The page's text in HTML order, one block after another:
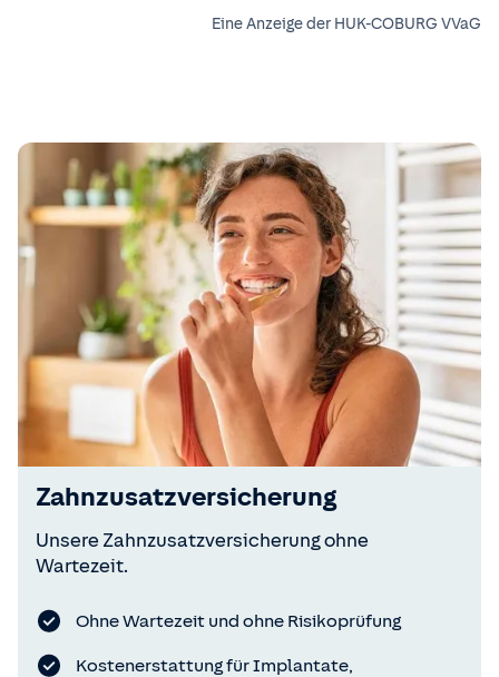
Eine Anzeige der HUK-COBURG VVaG
Zahnzusatzversicherung
Unsere Zahnzusatzversicherung ohne
Wartezeit.
Ohne Wartezeit und ohne Risikoprüfung
Kostenerstattung für Implantate,